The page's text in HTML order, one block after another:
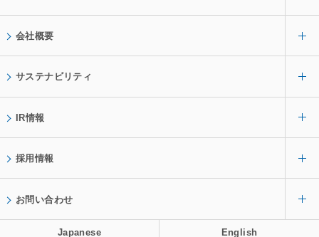
会社概要
サステナビリティ
IR情報
採用情報
お問い合わせ
Japanese English